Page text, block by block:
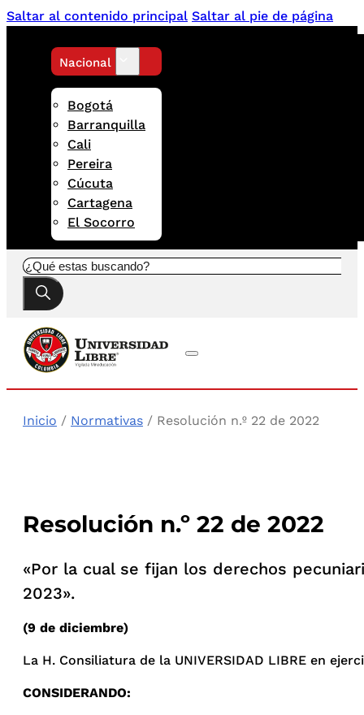
Saltar al contenido principal Saltar al pie de página
Nacional
Bogotá
Barranquilla
Cali
Pereira
Cúcuta
Cartagena
El Socorro
Buscar
Inicio / Normativas / Resolución n.º 22 de 2022
Resolución n.º 22 de 2022
«Por la cual se fijan los derechos
2023».
(9 de diciembre)
La H. Consiliatura de la UNIVERSIDAD LIBRE en
CONSIDERANDO: